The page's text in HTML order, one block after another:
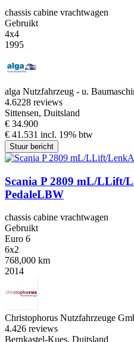
chassis cabine vrachtwagen
Gebruikt
4x4
1995
alga Nutzfahrzeug - u.
4.6228 reviews
Sittensen, Duitsland
€ 34.900
€ 41.531 incl. 19% btw
Stuur bericht
Scania P 2809 mL/LLift/
PedaleLBW
chassis cabine vrachtwagen
Gebruikt
Euro 6
6x2
768,000 km
2014
Christophorus Nutzfahrzeuge
4.426 reviews
Bernkastel-Kues, Duitsland